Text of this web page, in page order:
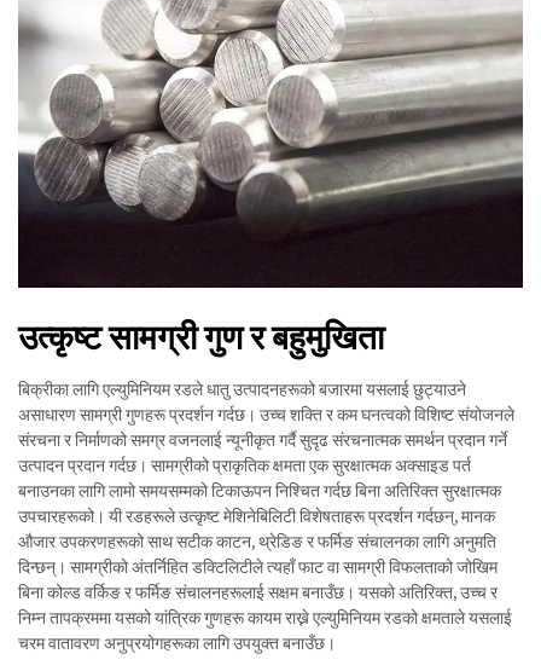
उत्कृष्ट सामग्री गुण र बहुमुखिता
बिक्रीका लागि एल्युमिनियम रडले धातु उत्पादनहरूको बजारमा यसलाई छुट्याउने
असाधारण सामग्री गुणहरू प्रदर्शन गर्दछ। उच्च शक्ति र कम घनत्वको विशिष्ट संयोजनले
संरचना र निर्माणको समग्र वजनलाई न्यूनीकृत गर्दै सुदृढ संरचनात्मक समर्थन प्रदान गर्ने
उत्पादन प्रदान गर्दछ। सामग्रीको प्राकृतिक क्षमता एक सुरक्षात्मक अक्साइड पर्त
बनाउनका लागि लामो समयसम्मको टिकाऊपन निश्चित गर्दछ बिना अतिरिक्त सुरक्षात्मक
उपचारहरूको। यी रडहरूले उत्कृष्ट मेशिनेबिलिटी विशेषताहरू प्रदर्शन गर्दछन्, मानक
औजार उपकरणहरूको साथ सटीक काटन, थ्रेडिङ र फर्मिङ संचालनका लागि अनुमति
दिन्छन्। सामग्रीको अंतर्निहित डक्टिलिटीले त्यहाँ फाट वा सामग्री विफलताको जोखिम
बिना कोल्ड वर्किङ र फर्मिङ संचालनहरूलाई सक्षम बनाउँछ। यसको अतिरिक्त, उच्च र
निम्न तापक्रममा यसको यांत्रिक गुणहरू कायम राख्ने एल्युमिनियम रडको क्षमताले यसलाई
चरम वातावरण अनुप्रयोगहरूका लागि उपयुक्त बनाउँछ।